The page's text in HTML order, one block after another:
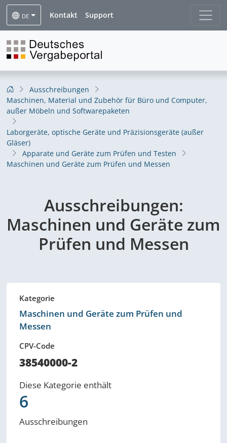
DE Kontakt Support
Ausschreibungen
Maschinen, Material und Zubehör für Büro und Computer,
außer Möbeln und Softwarepaketen
Laborgeräte, optische Geräte und Präzisionsgeräte (außer
Gläser)
Apparate und Geräte zum Prüfen und Testen
Maschinen und Geräte zum Prüfen und Messen
Ausschreibungen:
Maschinen und Geräte zum
Prüfen und Messen
Kategorie
Maschinen und Geräte zum Prüfen und
Messen
CPV-Code
38540000-2
Diese Kategorie enthält
6
Ausschreibungen